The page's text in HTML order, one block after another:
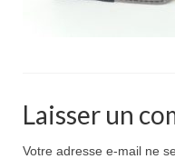
Laisser un
Votre adresse e-mail ne